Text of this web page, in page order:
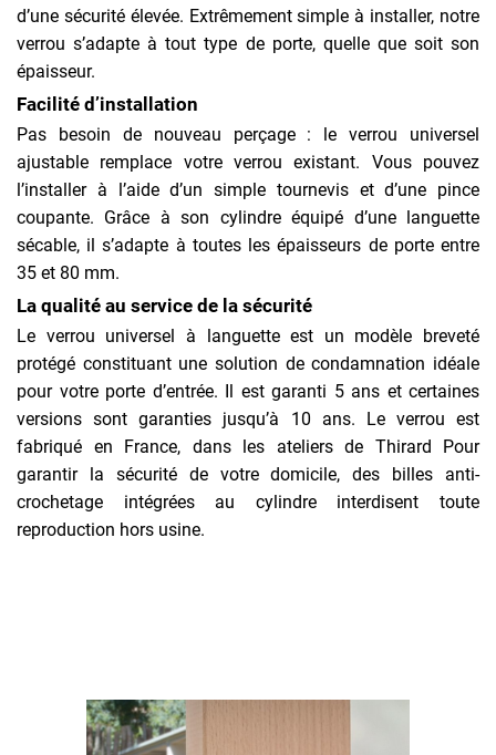
d’une sécurité élevée. Extrêmement simple à installer, notre
verrou s’adapte à tout type de porte, quelle que soit son
épaisseur.
Facilité d’installation
Pas besoin de nouveau perçage : le verrou universel
ajustable remplace votre verrou existant. Vous pouvez
l’installer à l’aide d’un simple tournevis et d’une pince
coupante. Grâce à son cylindre équipé d’une languette
sécable, il s’adapte à toutes les épaisseurs de porte entre
35 et 80 mm.
La qualité au service de la sécurité
Le verrou universel à languette est un modèle breveté
protégé constituant une solution de condamnation idéale
pour votre porte d’entrée. Il est garanti 5 ans et certaines
versions sont garanties jusqu’à 10 ans. Le verrou est
fabriqué en France, dans les ateliers de Thirard Pour
garantir la sécurité de votre domicile, des billes anti-
crochetage intégrées au cylindre interdisent toute
reproduction hors usine.